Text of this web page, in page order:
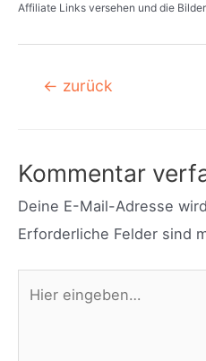
Affiliate Links versehen und die
Beitragsnavigation
← zurück
Kommentar
Deine E-Mail-Adresse
Erforderliche Felder sind